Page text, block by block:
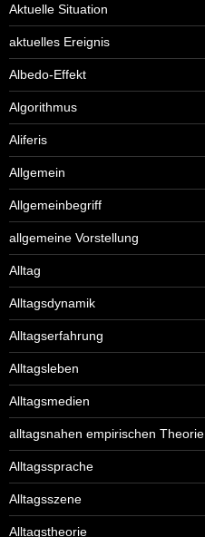
Aktuelle Situation
aktuelles Ereignis
Albedo-Effekt
Algorithmus
Aliferis
Allgemein
Allgemeinbegriff
allgemeine Vorstellung
Alltag
Alltagsdynamik
Alltagserfahrung
Alltagsleben
Alltagsmedien
alltagsnahen empirischen Theorie
Alltagssprache
Alltagsszene
Alltagstheorie